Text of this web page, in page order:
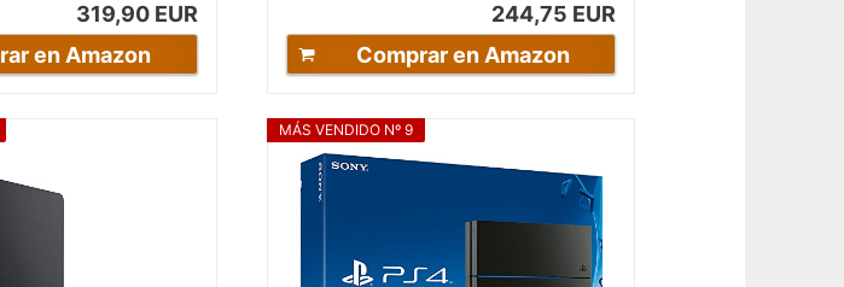
319,90 EUR
en Amazon
244,75 EUR
Comprar en Amazon
MÁS VENDIDO Nº 9